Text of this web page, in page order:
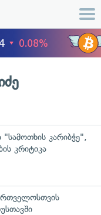
კარიბჭე",
კრიტიკა